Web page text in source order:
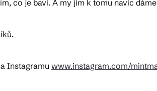
co je baví. A my jim k tomu navíc
Instagramu www.instagram.com/